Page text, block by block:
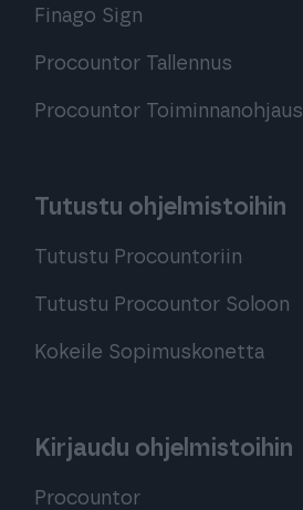
Finago Sign
Procountor Tallennus
Procountor Toiminnanohjaus
Tutustu ohjelmistoihin
Tutustu Procountoriin
Tutustu Procountor Soloon
Kokeile Sopimuskonetta
Kirjaudu ohjelmistoihin
Procountor